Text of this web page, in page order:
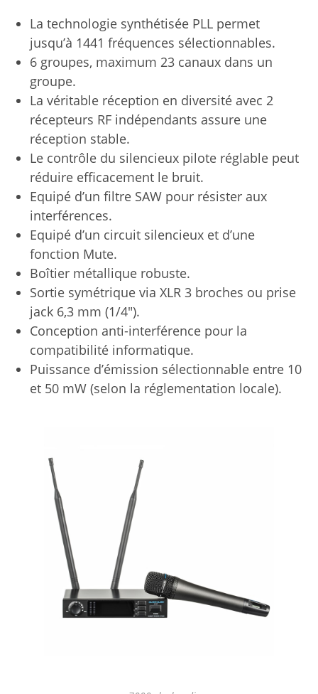
La technologie synthétisée PLL permet
jusqu’à 1441 fréquences sélectionnables.
6 groupes, maximum 23 canaux dans un
groupe.
La véritable réception en diversité avec 2
récepteurs RF indépendants assure une
réception stable.
Le contrôle du silencieux pilote réglable peut
réduire efficacement le bruit.
Equipé d’un filtre SAW pour résister aux
interférences.
Equipé d’un circuit silencieux et d’une
fonction Mute.
Boîtier métallique robuste.
Sortie symétrique via XLR 3 broches ou prise
jack 6,3 mm (1/4″).
Conception anti-interférence pour la
compatibilité informatique.
Puissance d’émission sélectionnable entre 10
et 50 mW (selon la réglementation locale).